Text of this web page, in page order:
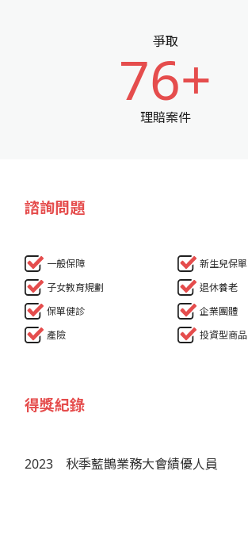
爭取
76+
理賠案件
諮詢問題
一般保障
新生兒保單
子女教育規劃
退休養老
保單健診
企業團體
產險
投資型商品
得獎紀錄
2023 秋季藍鵲業務大會績優人員